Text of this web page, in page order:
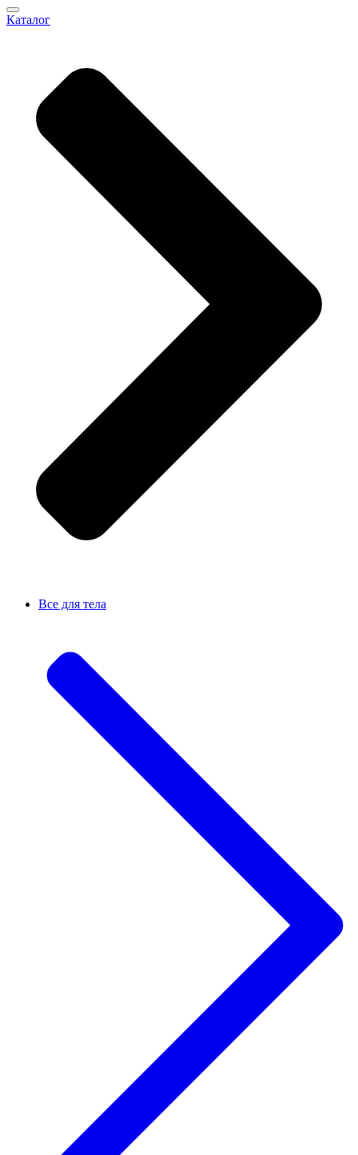
Каталог
Все для тела